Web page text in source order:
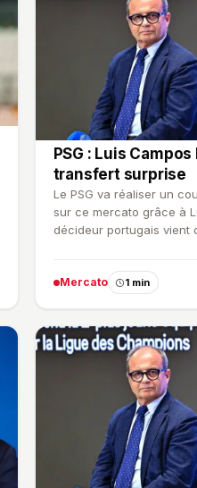
PSG : Luis
transfert surprise
Le PSG va réaliser un
sur ce mercato grâce à
décideur portugais vient
Mercato 1 min